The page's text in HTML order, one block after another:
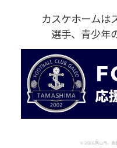
カスケホームは
選手、青少年
© 2026 岡山市、倉